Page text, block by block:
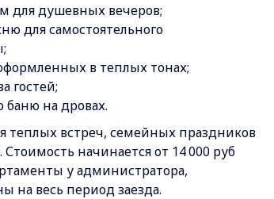
для душевных вечеров;
для самостоятельного
в теплых тонах;
гостей;
баню на дровах.
теплых встреч, семейных праздников
Стоимость начинается от 14 000 руб
у администратора,
на весь период заезда.